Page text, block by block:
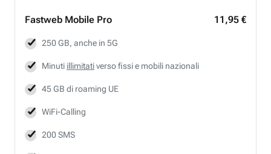
Fastweb Mobile Pro 11,95 €
250 GB, anche in 5G
Minuti illimitativerso fissi e mobili nazionali
45 GB di roaming UE
WiFi-Calling
200 SMS